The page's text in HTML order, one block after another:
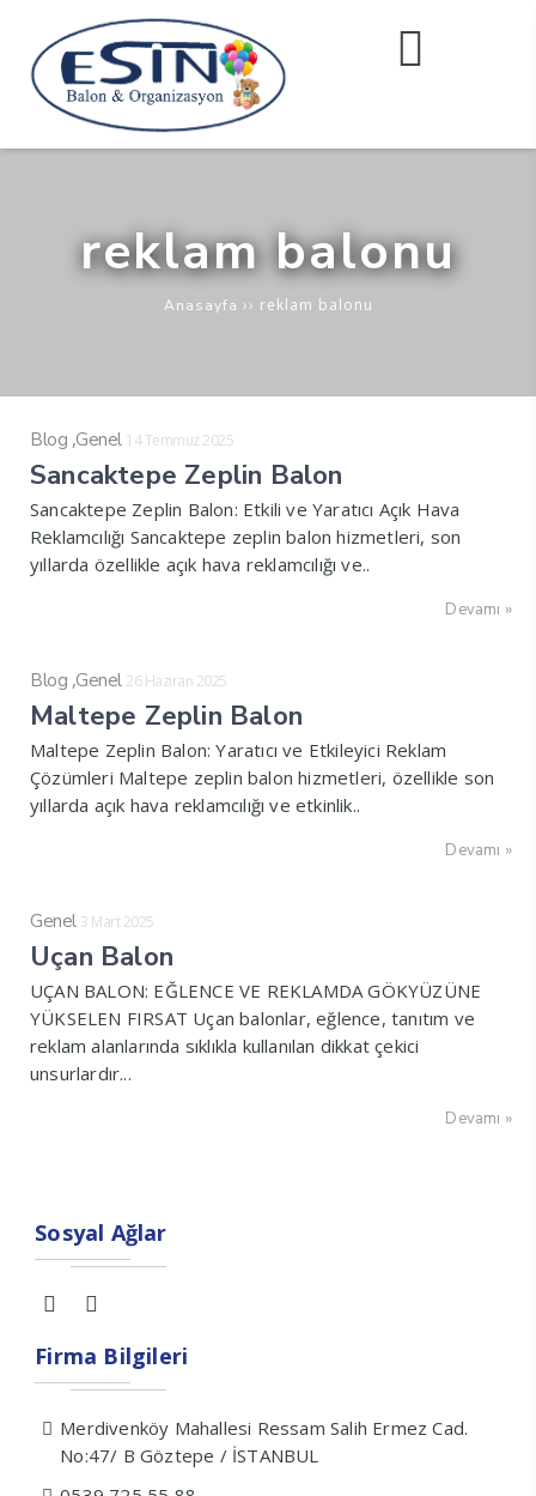
reklam balonu
Anasayfa ›› reklam balonu
Blog ,Genel 14 Temmuz 2025
Sancaktepe Zeplin Balon
Sancaktepe Zeplin Balon: Etkili ve Yaratıcı Açık Hava
Reklamcılığı Sancaktepe zeplin balon hizmetleri, son
yıllarda özellikle açık hava reklamcılığı ve..
Devamı »
Blog ,Genel 26 Haziran 2025
Maltepe Zeplin Balon
Maltepe Zeplin Balon: Yaratıcı ve Etkileyici Reklam
Çözümleri Maltepe zeplin balon hizmetleri, özellikle son
yıllarda açık hava reklamcılığı ve etkinlik..
Devamı »
Genel 3 Mart 2025
Uçan Balon
UÇAN BALON: EĞLENCE VE REKLAMDA GÖKYÜZÜNE
YÜKSELEN FIRSAT Uçan balonlar, eğlence, tanıtım ve
reklam alanlarında sıklıkla kullanılan dikkat çekici
unsurlardır...
Devamı »
Sosyal Ağlar
Firma Bilgileri
Merdivenköy Mahallesi Ressam Salih Ermez Cad.
No:47/ B Göztepe / İSTANBUL